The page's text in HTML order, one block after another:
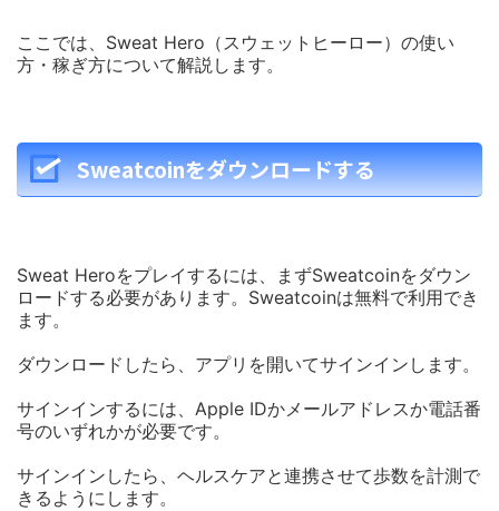
ここでは、Sweat Hero（スウェットヒーロー）の使い
方・稼ぎ方について解説します。
Sweatcoinをダウンロードする
Sweat Heroをプレイするには、まずSweatcoinをダウン
ロードする必要があります。Sweatcoinは無料で利用でき
ます。
ダウンロードしたら、アプリを開いてサインインします。
サインインするには、Apple IDかメールアドレスか電話番
号のいずれかが必要です。
サインインしたら、ヘルスケアと連携させて歩数を計測で
きるようにします。